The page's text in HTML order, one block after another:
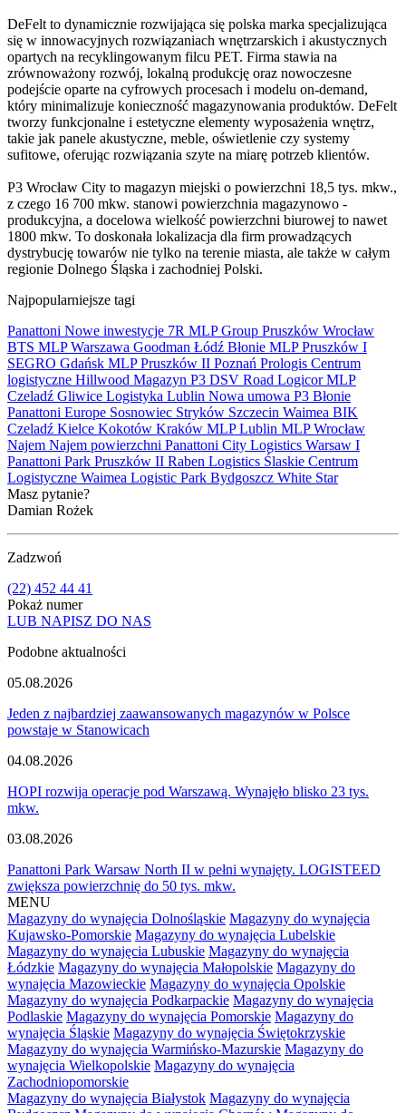
DeFelt to dynamicznie rozwijająca się polska marka specjalizująca
się w innowacyjnych rozwiązaniach wnętrzarskich i akustycznych
opartych na recyklingowanym filcu PET. Firma stawia na
zrównoważony rozwój, lokalną produkcję oraz nowoczesne
podejście oparte na cyfrowych procesach i modelu on-demand,
który minimalizuje konieczność magazynowania produktów. DeFelt
tworzy funkcjonalne i estetyczne elementy wyposażenia wnętrz,
takie jak panele akustyczne, meble, oświetlenie czy systemy
sufitowe, oferując rozwiązania szyte na miarę potrzeb klientów.
P3 Wrocław City to magazyn miejski o powierzchni 18,5 tys. mkw.,
z czego 16 700 mkw. stanowi powierzchnia magazynowo -
produkcyjna, a docelowa wielkość powierzchni biurowej to nawet
1800 mkw. To doskonała lokalizacja dla firm prowadzących
dystrybucję towarów nie tylko na terenie miasta, ale także w całym
regionie Dolnego Śląska i zachodniej Polski.
Najpopularniejsze tagi
Panattoni Nowe inwestycje 7R MLP Group Pruszków Wrocław
BTS MLPWarszawa Goodman Łódź Błonie MLP Pruszków I
SEGRO Gdańsk MLP Pruszków II Poznań Prologis Centrum
logistyczne Hillwood Magazyn P3 DSV Road LogicorMLP
Czeladź Gliwice Logistyka Lublin Nowa umowa P3 Błonie
Panattoni Europe Sosnowiec Stryków Szczecin Waimea BIK
Czeladź Kielce Kokotów Kraków MLP Lublin MLP Wrocław
Najem Najem powierzchni Panattoni City Logistics Warsaw I
Panattoni Park Pruszków II Raben Logistics Ślaskie Centrum
Logistyczne Waimea Logistic Park Bydgoszcz White Star
Masz pytanie?
Damian Rożek
Zadzwoń
(22) 452 44 41
Pokaż numer
LUB NAPISZ DO NAS
Podobne aktualności
05.08.2026
Jeden z najbardziej zaawansowanych magazynów w Polsce
powstaje w Stanowicach
04.08.2026
HOPI rozwija operacje pod Warszawą. Wynajęło blisko 23 tys.
mkw.
03.08.2026
Panattoni Park Warsaw North II w pełni wynajęty. LOGISTEED
zwiększa powierzchnię do 50 tys. mkw.
MENU
Magazyny do wynajęcia Dolnośląskie Magazyny do wynajęcia
Kujawsko-Pomorskie Magazyny do wynajęcia Lubelskie
Magazyny do wynajęcia Lubuskie Magazyny do wynajęcia
Łódzkie Magazyny do wynajęcia Małopolskie Magazyny do
wynajęcia Mazowieckie Magazyny do wynajęcia Opolskie
Magazyny do wynajęcia Podkarpackie Magazyny do wynajęcia
Podlaskie Magazyny do wynajęcia Pomorskie Magazyny do
wynajęcia Śląskie Magazyny do wynajęcia Świętokrzyskie
Magazyny do wynajęcia Warmińsko-Mazurskie Magazyny do
wynajęcia Wielkopolskie Magazyny do wynajęcia
Zachodniopomorskie
Magazyny do wynajęcia Białystok Magazyny do wynajęcia